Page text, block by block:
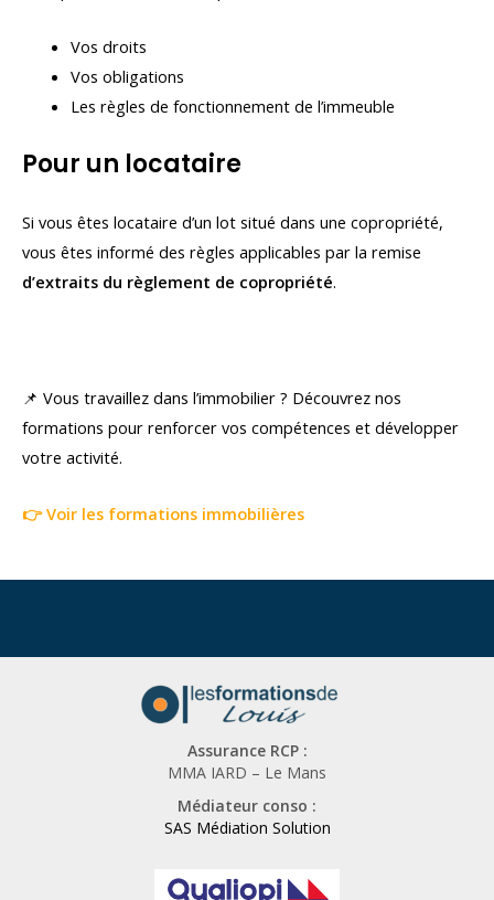
Vos droits
Vos obligations
Les règles de fonctionnement de l’immeuble
Pour un locataire
Si vous êtes locataire d’un lot situé dans une copropriété,
vous êtes informé des règles applicables par la remise
d’extraits du règlement de copropriété.
📌 Vous travaillez dans l’immobilier ? Découvrez nos
formations pour renforcer vos compétences et développer
votre activité.
👉 Voir les formations immobilières
Assurance RCP :
MMA IARD – Le Mans
Médiateur conso :
SAS Médiation Solution